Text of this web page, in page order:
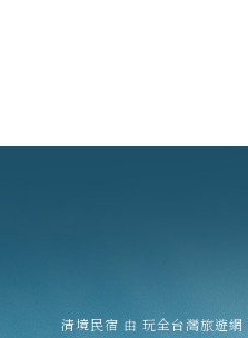
清境民宿 由 玩全台灣旅遊網